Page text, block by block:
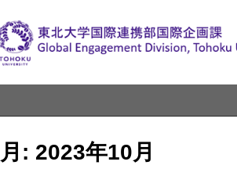
月: 2023年10月